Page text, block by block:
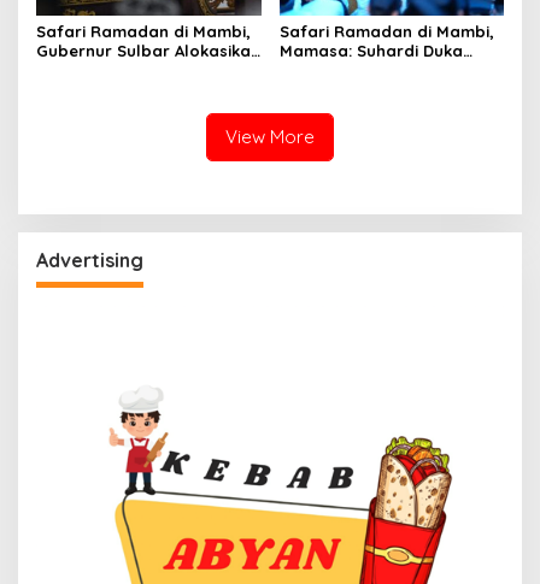
Safari Ramadan di Mambi,
Gubernur Sulbar Alokasikan
Safari Ramadan di Mambi,
Mamasa: Suhardi Duka
View More
Advertising